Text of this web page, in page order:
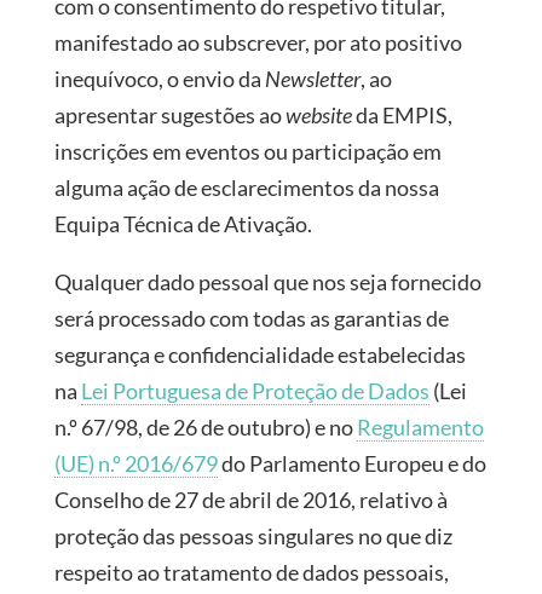
com o consentimento do respetivo titular,
manifestado ao subscrever, por ato positivo
inequívoco, o envio da Newsletter, ao
apresentar sugestões aowebsiteda EMPIS,
inscrições em eventos ou participação em
alguma ação de esclarecimentos da nossa
Equipa Técnica de Ativação.
Qualquer dado pessoal que nos seja fornecido
será processado com todas as garantias de
segurança e confidencialidade estabelecidas
na Lei Portuguesa de Proteção de Dados (Lei
n.º 67/98, de 26 de outubro) e noRegulamento
(UE) n.º 2016/679do Parlamento Europeu e do
Conselho de 27 de abril de 2016, relativo à
proteção das pessoas singulares no que diz
respeito ao tratamento de dados pessoais,